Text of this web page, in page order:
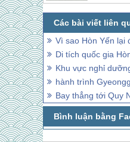
Vì sao Hòn Yến lại
Di tích quốc gia
Khu vực nghỉ
hành trình
Bay thẳng tới Quy